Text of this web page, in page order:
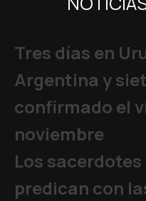
Tres días en
Argentina y
confirmado el
noviembre
Los
predican con